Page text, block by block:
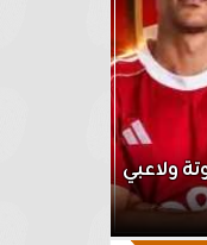
ولاعبي